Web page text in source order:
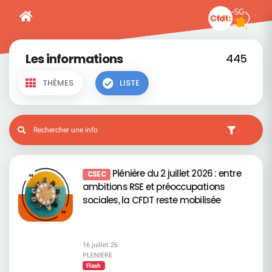
Les informations 445
THÈMES LISTE
CSEC Plénière du 2 juillet 2026 : entre
ambitions RSE et préoccupations
sociales, la CFDT reste mobilisée
16 juillet 26
PLENIERE
Flash